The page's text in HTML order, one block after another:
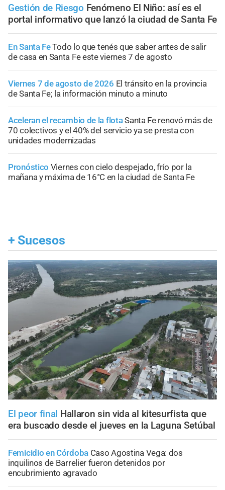
Gestión de Riesgo Fenómeno El Niño: así es el
portal informativo que lanzó la ciudad de Santa Fe
En Santa FeTodo lo que tenés que saber antes de salir
de casa en Santa Fe este viernes 7 de agosto
Viernes 7 de agosto de 2026 El tránsito en la provincia
de Santa Fe; la información minuto a minuto
Aceleran el recambio de la flotaSanta Fe renovó más de
70 colectivos y el 40% del servicio ya se presta con
unidades modernizadas
Pronóstico Viernes con cielo despejado, frío por la
mañana y máxima de 16°C en la ciudad de Santa Fe
+ Sucesos
El peor final Hallaron sin vida al kitesurfista que
era buscado desde el jueves en la Laguna Setúbal
Femicidio en Córdoba Caso Agostina Vega: dos
inquilinos de Barrelier fueron detenidos por
encubrimiento agravado